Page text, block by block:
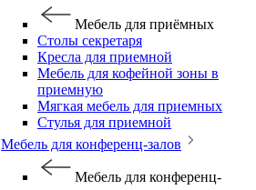
Мебель для приёмных
Столы секретаря
Кресла для приемной
Мебель для кофейной зоны в
приемную
Мягкая мебель для приемных
Стулья для приемной
Мебель для конференц-залов
Мебель для конференц-